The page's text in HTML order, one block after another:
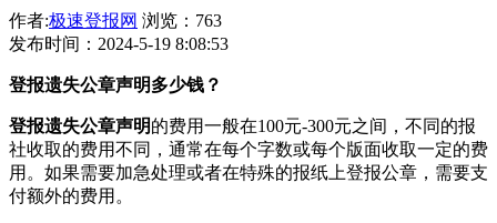
作者:极速登报网 浏览：763
发布时间：2024-5-19 8:08:53
登报遗失公章声明多少钱？
登报遗失公章声明的费用一般在100元-300元之间，不同的报
社收取的费用不同，通常在每个字数或每个版面收取一定的费
用。如果需要加急处理或者在特殊的报纸上登报公章，需要支
付额外的费用。